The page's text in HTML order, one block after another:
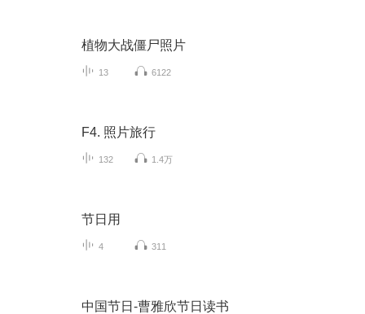
植物大战僵尸照片
13 6122
F4. 照片旅行
132 1.4万
节日用
4 311
中国节日-曹雅欣节日读书